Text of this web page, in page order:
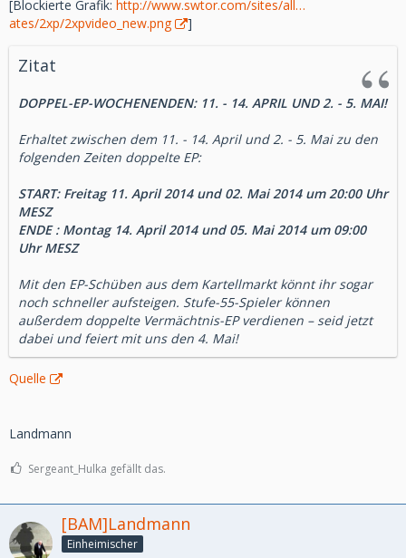
Charaktertitel: "Der Erhabene"
Spieler erhalten den bevorzugten Status, indem sie etwas
im Online-Laden kaufen. Ehemalige Abonnenten erhalten
automatisch den bevorzugten Spielerstatus. Ehemalige
'Mein SWTOR'-Bereich auf der Website aufrufen.
preisgekröntes MMO, das Tausende von Jahren vor den
klassischen Star WarsTM-Filmen angesiedelt ist. Die Spieler
schließen sich online mit ihren Freunden zusammen, um an
heldenhaften Schlachten zwischen der Republik und dem
lebhafter Planeten erkunden und spannende Star Wars-
Kämpfe bestreiten. Die Spieler können nun die kompletten
Geschichten aller acht klassischen Star Wars-Klassen ohne
monatliche Gebühr bis Stufe 50 erleben. Das kostenlose
Spielmodell ergänzt das bestehende Abonnement-Angebot
und ermöglicht Spielern größere Flexibilität bei der
Strongholds, findet ihr auf
[Blockierte Grafik: http://www.swtor.com/sites/all…
ates/2xp/2xpvideo_new.png
]
Zitat
DOPPEL-EP-WOCHENENDEN: 11. - 14. APRIL UND 2. - 5. MAI!
Erhaltet zwischen dem 11. - 14. April und 2. - 5. Mai zu den
folgenden Zeiten doppelte EP:
START: Freitag 11. April 2014 und 02. Mai 2014 um 20:00 Uhr
MESZ
ENDE : Montag 14. April 2014 und 05. Mai 2014 um 09:00
Uhr MESZ
Mit den EP-Schüben aus dem Kartellmarkt könnt ihr sogar
noch schneller aufsteigen. Stufe-55-Spieler können
außerdem doppelte Vermächtnis-EP verdienen – seid jetzt
dabei und feiert mit uns den 4. Mai!
Quelle
Landmann
Sergeant_Hulka gefällt das.
[BAM]Landmann
Einheimischer